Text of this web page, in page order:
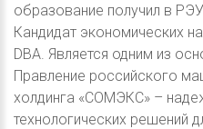
образование получил в
Кандидат экономических
DBA. Является одним из
Правление российского
холдинга «СОМЭКС» –
технологических решений